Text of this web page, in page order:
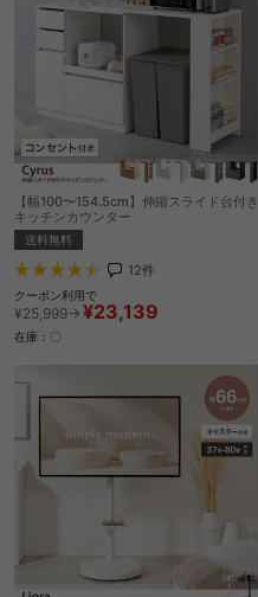
【幅100〜154.5cm】伸縮スライド台付き
キッチンカウンター
送料無料
12件
クーポン利用で
¥25,999→ ¥23,139
在庫：〇